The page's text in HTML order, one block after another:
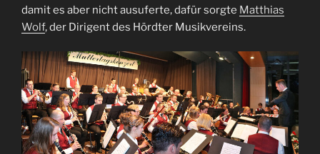
damit es aber nicht ausuferte, dafür sorgte Matthias
Wolf, der Dirigent des Hördter Musikvereins.